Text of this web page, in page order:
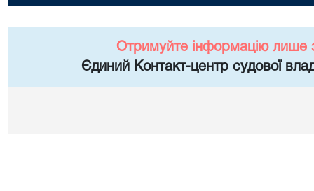
Отримуйте інформацію лише
Єдиний Контакт-центр судової